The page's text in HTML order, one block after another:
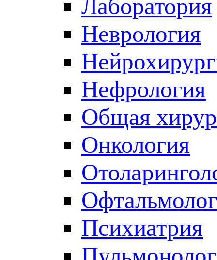
Лаборатория
Неврология
Нефрология
Общая
Онкология
Психиатрия